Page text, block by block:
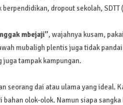
dropout sekolah,
mbejaji”, wajahnya kusam,
mubaligh plentis juga tidak
juga tampak kampungan.
seorang dai atau ulama yang ideal.
bahan olok-olok. Namun siapa